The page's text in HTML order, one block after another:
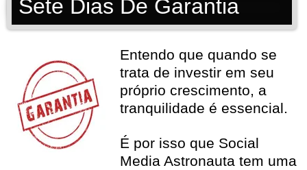
Sete Dias De Garantia
Entendo que quando se
trata de investir em seu
próprio crescimento, a
tranquilidade é essencial.
É por isso que Social
Media Astronauta tem uma